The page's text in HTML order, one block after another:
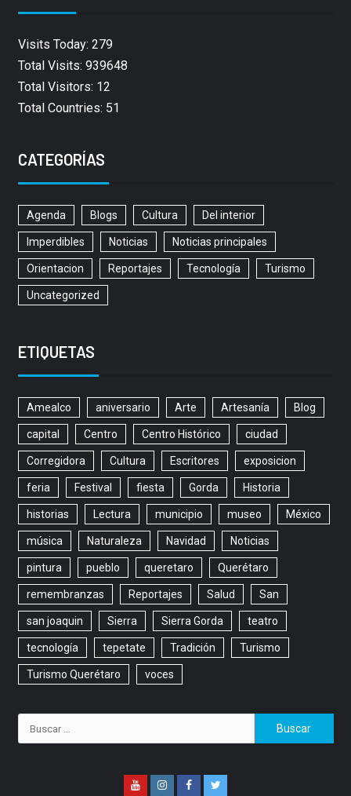
Visits Today: 279
Total Visits: 939648
Total Visitors: 12
Total Countries: 51
CATEGORÍAS
Agenda Blogs Cultura Del interior
Imperdibles Noticias Noticias principales
Orientacion Reportajes Tecnología Turismo
Uncategorized
ETIQUETAS
Amealco aniversario Arte Artesanía Blog
capital Centro Centro Histórico ciudad
Corregidora Cultura Escritores exposicion
feria Festival fiesta Gorda Historia
historias Lectura municipio museo México
música Naturaleza Navidad Noticias
pintura pueblo queretaro Querétaro
remembranzas Reportajes Salud San
san joaquin Sierra Sierra Gorda teatro
tecnología tepetate Tradición Turismo
Turismo Querétaro voces